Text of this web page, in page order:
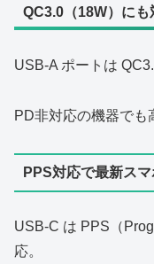
QC3.0（18W）にも
USB‑A ポートは
PD非対応の機器でも
PPS対応で最新ス
USB‑C は PPS（
応。